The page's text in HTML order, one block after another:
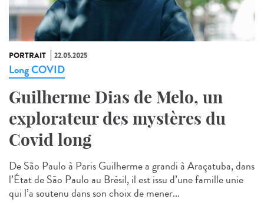
PORTRAIT 22.05.2025
Long COVID
Guilherme Dias de Melo, un
explorateur des mystères du
Covid long
De São Paulo à Paris Guilherme a grandi à Araçatuba, dans
l’État de São Paulo au Brésil, il est issu d’une famille unie
qui l’a soutenu dans son choix de mener...